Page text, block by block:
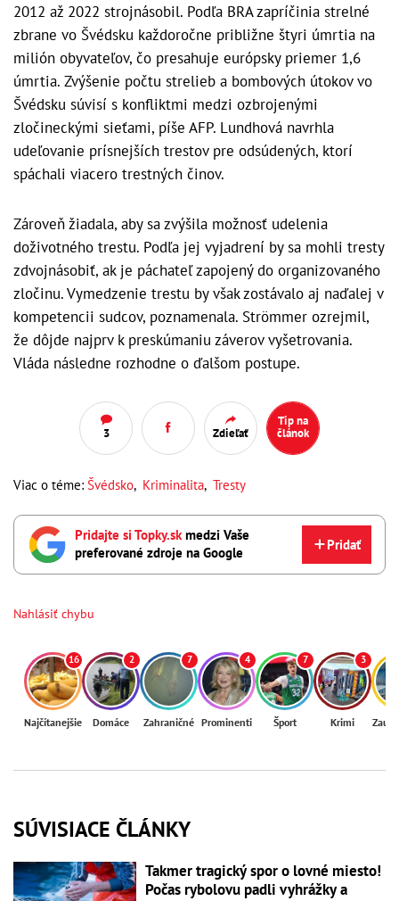
2012 až 2022 strojnásobil. Podľa BRA zapríčinia strelné
zbrane vo Švédsku každoročne približne štyri úmrtia na
milión obyvateľov, čo presahuje európsky priemer 1,6
úmrtia. Zvýšenie počtu strelieb a bombových útokov vo
Švédsku súvisí s konfliktmi medzi ozbrojenými
zločineckými sieťami, píše AFP. Lundhová navrhla
udeľovanie prísnejších trestov pre odsúdených, ktorí
spáchali viacero trestných činov.
Zároveň žiadala, aby sa zvýšila možnosť udelenia
doživotného trestu. Podľa jej vyjadrení by sa mohli tresty
zdvojnásobiť, ak je páchateľ zapojený do organizovaného
zločinu. Vymedzenie trestu by však zostávalo aj naďalej v
kompetencii sudcov, poznamenala. Strömmer ozrejmil,
že dôjde najprv k preskúmaniu záverov vyšetrovania.
Vláda následne rozhodne o ďalšom postupe.
3 Zdieľať
Tip na
článok
Viac o téme: Švédsko, Kriminalita, Tresty
Pridajte si Topky.skmedzi Vaše
preferované zdroje na Google
Pridať
Nahlásiť chybu
16
Najčítanejšie
2
Domáce
7
Zahraničné
4
Prominenti
7
Šport
3
Krimi
SÚVISIACE ČLÁNKY
Takmer tragický spor o lovné miesto!
Počas rybolovu padli vyhrážky a